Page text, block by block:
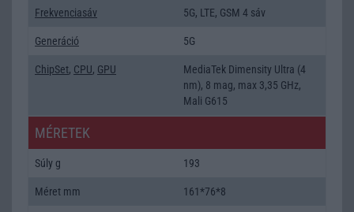
Frekvenciasáv 5G, LTE, GSM 4 sáv
Generáció 5G
ChipSet, CPU, GPU
MediaTek Dimensity Ultra (4
nm), 8 mag, max 3,35 GHz,
Mali G615
MÉRETEK
Súly g 193
Méret mm 161*76*8